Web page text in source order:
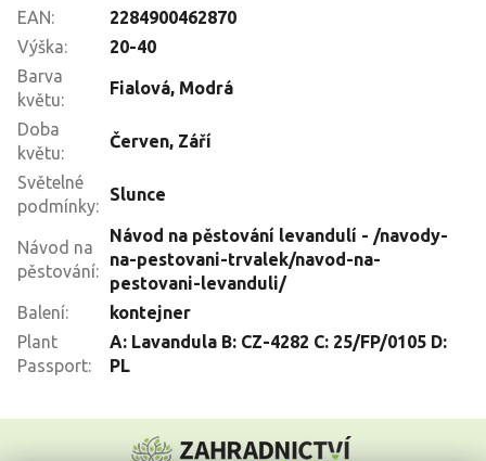
EAN:
2284900462870
Výška:
20-40
Barva
květu:
Fialová, Modrá
Doba
květu:
Červen, Září
Světelné
podmínky:
Slunce
Návod na
pěstování:
Návod na pěstování levandulí - /navody-
na-pestovani-trvalek/navod-na-
pestovani-levanduli/
Balení:
kontejner
Plant
Passport:
A: Lavandula B: CZ-4282 C: 25/FP/0105 D:
PL